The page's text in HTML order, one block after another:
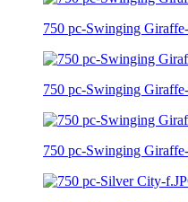
750 pc-Swinging
750 pc-Swinging
750 pc-Swinging